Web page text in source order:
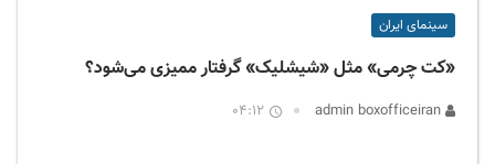
سینمای ایران
«کت چرمی» مثل «شیشلیک» گرفتار ممیزی می‌شود؟
04:12